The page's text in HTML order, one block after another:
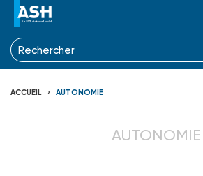
ACCUEIL AUTONOMIE
AUTONOMIE